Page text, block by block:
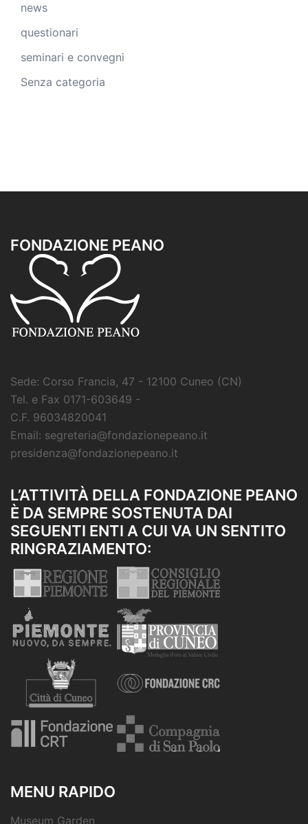
news
questionari
seminari e convegni
Senza categoria
FONDAZIONE PEANO
Sede: Corso Francia, 47 - 12100 Cuneo (CN)
Tel. e Fax 0171-603649 -
C.F. 96034820041
Email: segreteria@fondazionepeano.it
presidenza@fondazionepeano.it
L’ATTIVITÀ DELLA FONDAZIONE PEANO
È DA SEMPRE SOSTENUTA DAI
SEGUENTI ENTI A CUI VA UN SENTITO
RINGRAZIAMENTO:
MENU RAPIDO
Museum Garden